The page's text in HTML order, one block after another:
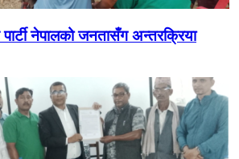
पार्टी नेपालको जनतासँग अन्तरक्रिया